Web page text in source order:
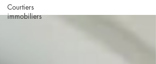
Courtiers
immobiliers